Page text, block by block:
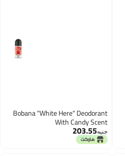
Bobana "White Here" Deodorant
With Candy Scent
جنيه203.55